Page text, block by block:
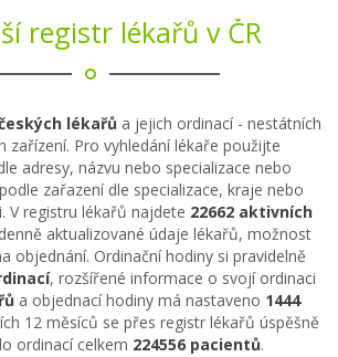
registr lékařů v ČR
lékařů a jejich ordinací - nestátních
zařízení. Pro vyhledání lékaře použijte
adresy, názvu nebo specializace nebo
podle zařazení dle specializace, kraje nebo
V registru lékařů najdete 22662 aktivních
aktualizované údaje lékařů, možnost
objednání. Ordinační hodiny si pravidelně
, rozšířené informace o svojí ordinaci
a objednací hodiny má nastaveno 1444
12 měsíců se přes registr lékařů úspěšně
ordinací celkem 224556 pacientů.